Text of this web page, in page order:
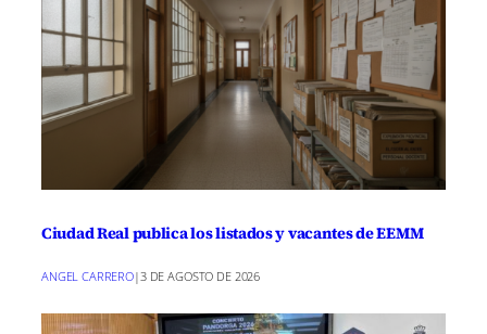
Ciudad Real publica los listados y vacantes de EEMM
ANGEL CARRERO|3 DE AGOSTO DE 2026